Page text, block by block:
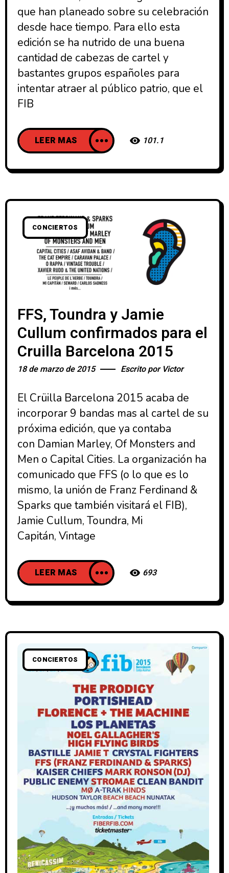
que han planeado sobre su celebración
desde hace tiempo. Para ello esta
edición se ha nutrido de una buena
cantidad de cabezas de cartel y
bastantes grupos españoles para
intentar atraer al público patrio, que el
FIB
LEER MAS 101.1
CONCIERTOS
FFS, Toundra y Jamie
Cullum confirmados para el
Cruilla Barcelona 2015
18 de marzo de 2015 Escrito por Victor
El Crüilla Barcelona 2015 acaba de
incorporar 9 bandas mas al cartel de su
próxima edición, que ya contaba
con Damian Marley, Of Monsters and
Men o Capital Cities. La organización ha
comunicado que FFS (o lo que es lo
mismo, la unión de Franz Ferdinand &
Sparks que también visitará el FIB),
Jamie Cullum, Toundra, Mi
Capitán, Vintage
LEER MAS 693
CONCIERTOS